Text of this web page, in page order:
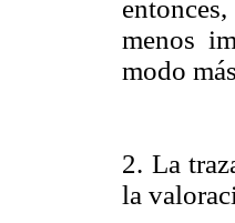
menos
modo
2. La
la